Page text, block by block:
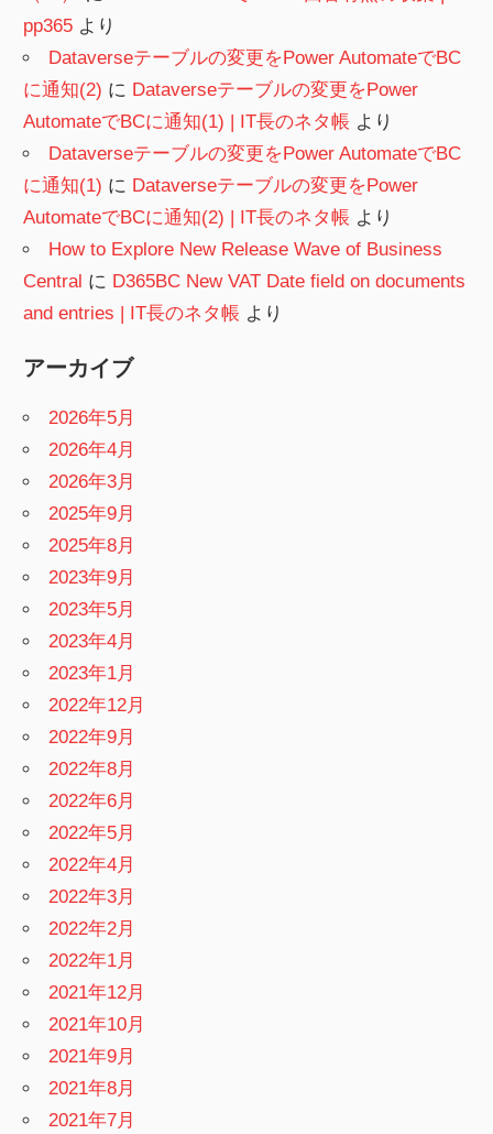
pp365 より
Dataverseテーブルの変更をPower AutomateでBC
に通知(2) に Dataverseテーブルの変更をPower
AutomateでBCに通知(1) | IT長のネタ帳 より
Dataverseテーブルの変更をPower AutomateでBC
に通知(1) に Dataverseテーブルの変更をPower
AutomateでBCに通知(2) | IT長のネタ帳 より
How to Explore New Release Wave of Business
Central に D365BC New VAT Date field on documents
and entries | IT長のネタ帳 より
アーカイブ
2026年5月
2026年4月
2026年3月
2025年9月
2025年8月
2023年9月
2023年5月
2023年4月
2023年1月
2022年12月
2022年9月
2022年8月
2022年6月
2022年5月
2022年4月
2022年3月
2022年2月
2022年1月
2021年12月
2021年10月
2021年9月
2021年8月
2021年7月